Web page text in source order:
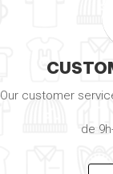
Our customer
de